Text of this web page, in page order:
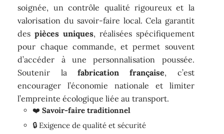
soignée, un contrôle qualité rigoureux et la
valorisation du savoir-faire local. Cela garantit
despièces uniques, réalisées spécifiquement
pour chaque commande, et permet souvent
d’accéder à une personnalisation poussée.
Soutenir la fabrication française, c’est
encourager l’économie nationale et limiter
l’empreinte écologique liée au transport.
❤️Savoir-faire traditionnel
🔒 Exigence de qualité et sécurité